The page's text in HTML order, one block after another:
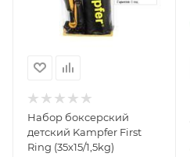
Набор боксерский
детский Kampfer First
Ring (35х15/1,5kg)